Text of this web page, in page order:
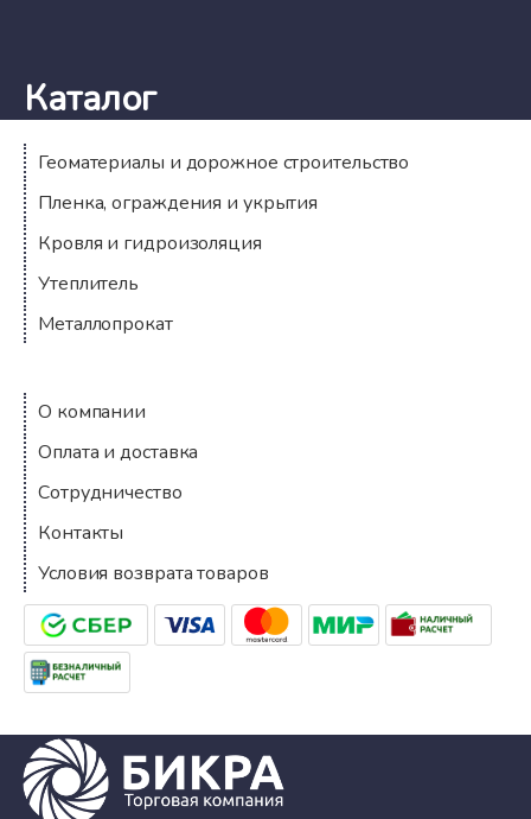
Каталог
Геоматериалы и дорожное строительство
Пленка, ограждения и укрытия
Кровля и гидроизоляция
Утеплитель
Металлопрокат
Компания
О компании
Оплата и доставка
Сотрудничество
Контакты
Условия возврата товаров